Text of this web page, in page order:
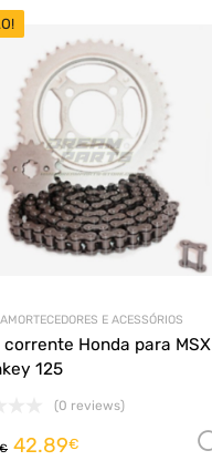
E ACESSÓRIOS
corrente Honda para MSX
125
(0 reviews)
€ 42.89€